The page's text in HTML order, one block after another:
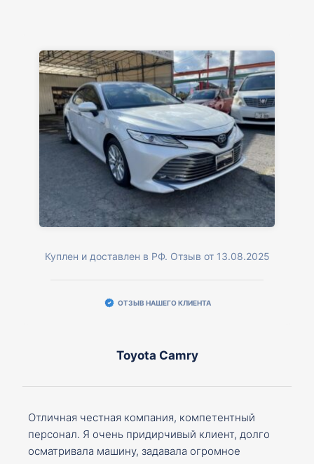
Куплен и доставлен в РФ. Отзыв от 13.08.2025
ОТЗЫВ НАШЕГО КЛИЕНТА
Toyota Camry
Отличная честная компания, компетентный
персонал. Я очень придирчивый клиент, долго
осматривала машину, задавала огромное